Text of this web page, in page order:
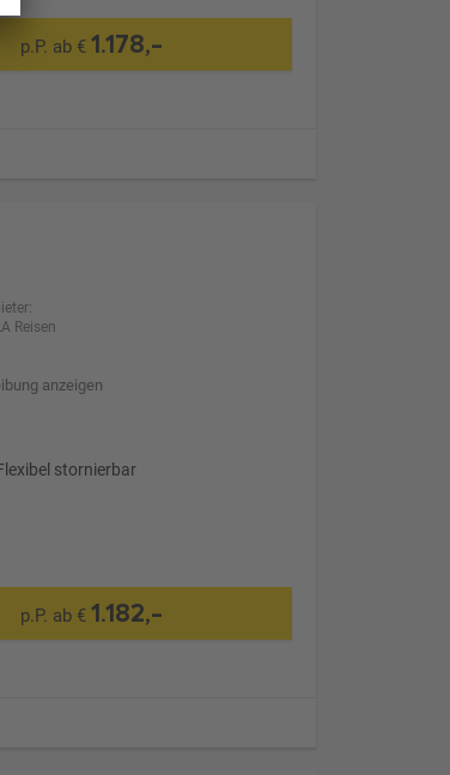
p.P. ab € 1.178,-
Reisen
anzeigen
stornierbar
p.P. ab € 1.182,-